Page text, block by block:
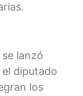
lanzó
diputado
los